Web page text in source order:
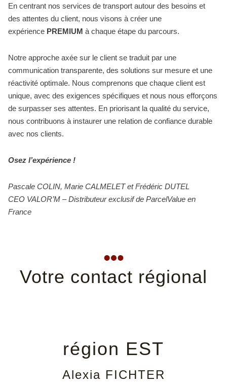
En centrant nos services de transport autour des besoins et
des attentes du client, nous visons à créer une
expérience PREMIUM à chaque étape du parcours.
Notre approche axée sur le client se traduit par une
communication transparente, des solutions sur mesure et une
réactivité optimale. Nous comprenons que chaque client est
unique, avec des exigences spécifiques et nous nous efforçons
de surpasser ses attentes. En priorisant la qualité du service,
nous contribuons à instaurer une relation de confiance durable
avec nos clients.
Osez l’expérience !
Pascale COLIN, Marie CALMELET et Frédéric DUTEL
CEO VALOR’M – Distributeur exclusif de ParcelValue en
France
Votre contact régional
région EST
Alexia FICHTER